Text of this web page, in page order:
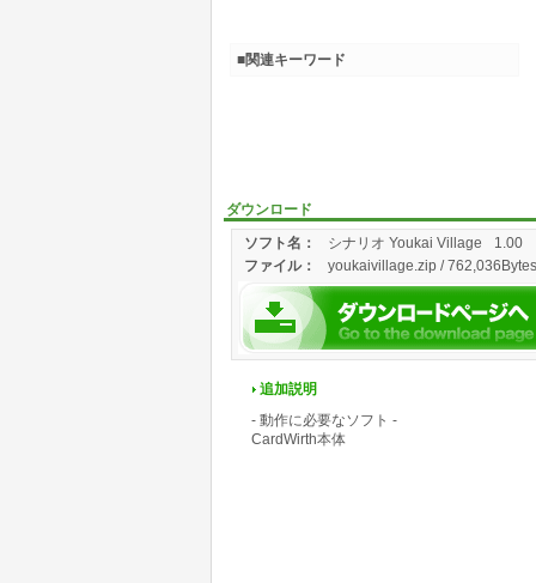
ダウンロード
ソフト名：
シナリオ Youkai Village 1.00
ファイル： youkaivillage.zip /
追加説明
- 動作に必要なソフト -
CardWirth本体
■関連キーワード